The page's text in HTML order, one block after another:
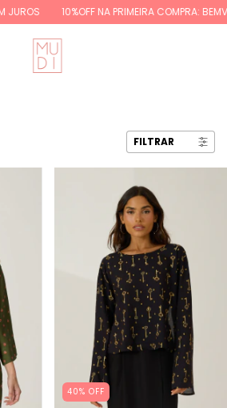
10%OFF NA PRIMEIRA COMPRA: BEMVINDA10
FILTRAR
40% OFF